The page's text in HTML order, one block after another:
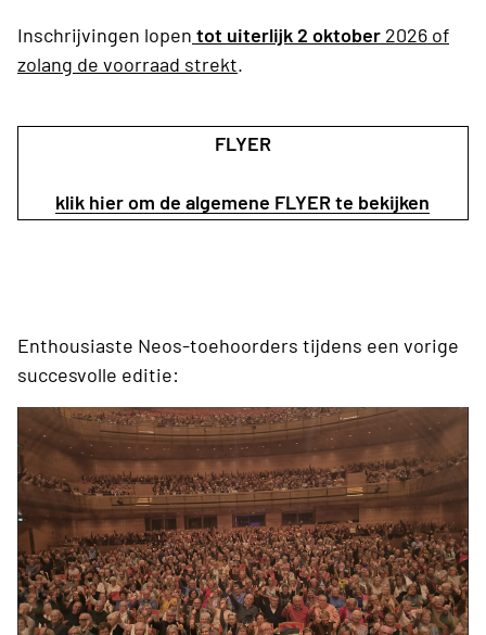
Inschrijvingen lopen tot uiterlijk 2 oktober 2026 of
zolang de voorraad strekt.
FLYER
klik hier om de algemene FLYER te bekijken
Enthousiaste Neos-toehoorders tijdens een vorige
succesvolle editie: